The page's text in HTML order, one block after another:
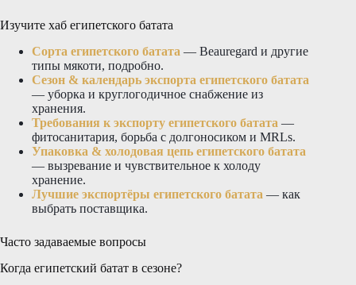
Изучите хаб египетского батата
Сорта египетского батата — Beauregard и другие
типы мякоти, подробно.
Сезон & календарь экспорта египетского батата
— уборка и круглогодичное снабжение из
хранения.
Требования к экспорту египетского батата —
фитосанитария, борьба с долгоносиком и MRLs.
Упаковка & холодовая цепь египетского батата
— вызревание и чувствительное к холоду
хранение.
Лучшие экспортёры египетского батата — как
выбрать поставщика.
Часто задаваемые вопросы
Когда египетский батат в сезоне?